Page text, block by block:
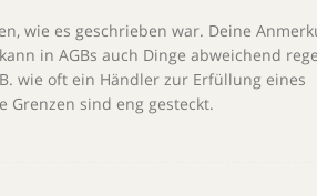
wie es geschrieben war. Deine
in AGBs auch Dinge abweichend
wie oft ein Händler zur Erfüllung eines
Grenzen sind eng gesteckt.